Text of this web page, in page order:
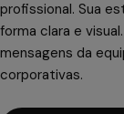
profissional. Sua
forma clara e
mensagens da
corporativas.